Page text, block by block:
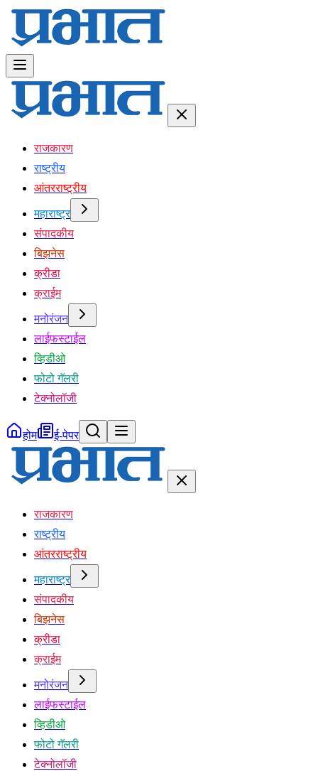
राजकारण
राष्ट्रीय
आंतरराष्ट्रीय
महाराष्ट्र
संपादकीय
बिझनेस
क्रीडा
क्राईम
मनोरंजन
लाईफस्टाईल
व्हिडीओ
फोटो गॅलरी
टेक्नोलॉजी
होम ई-पेपर
राजकारण
राष्ट्रीय
आंतरराष्ट्रीय
महाराष्ट्र
संपादकीय
बिझनेस
क्रीडा
क्राईम
मनोरंजन
लाईफस्टाईल
व्हिडीओ
फोटो गॅलरी
टेक्नोलॉजी